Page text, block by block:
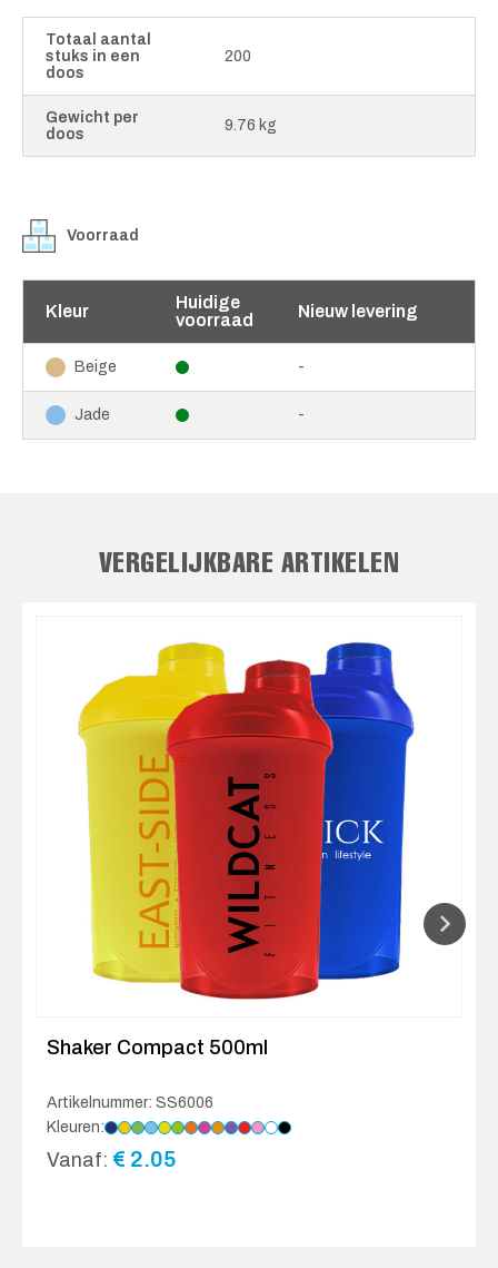
Totaal aantal
stuks in een
doos
200
Gewicht per
doos
9.76 kg
Voorraad
Kleur
Huidige
voorraad
Nieuw levering
Beige -
Jade -
VERGELIJKBARE ARTIKELEN
Shaker Compact 500ml
Artikelnummer: SS6006
Kleuren:
Vanaf: € 2.05